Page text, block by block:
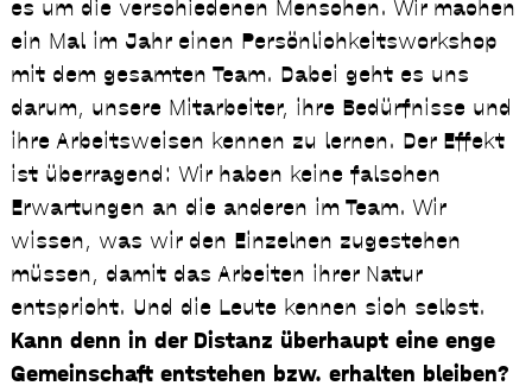
es um die verschiedenen Menschen. Wir machen
ein Mal im Jahr einen Persönlichkeitsworkshop
mit dem gesamten Team. Dabei geht es uns
darum, unsere Mitarbeiter, ihre Bedürfnisse und
ihre Arbeitsweisen kennen zu lernen. Der Effekt
ist überragend: Wir haben keine falschen
Erwartungen an die anderen im Team. Wir
wissen, was wir den Einzelnen zugestehen
müssen, damit das Arbeiten ihrer Natur
entspricht. Und die Leute kennen sich selbst.
Kann denn in der Distanz überhaupt eine enge
Gemeinschaft entstehen bzw. erhalten bleiben?